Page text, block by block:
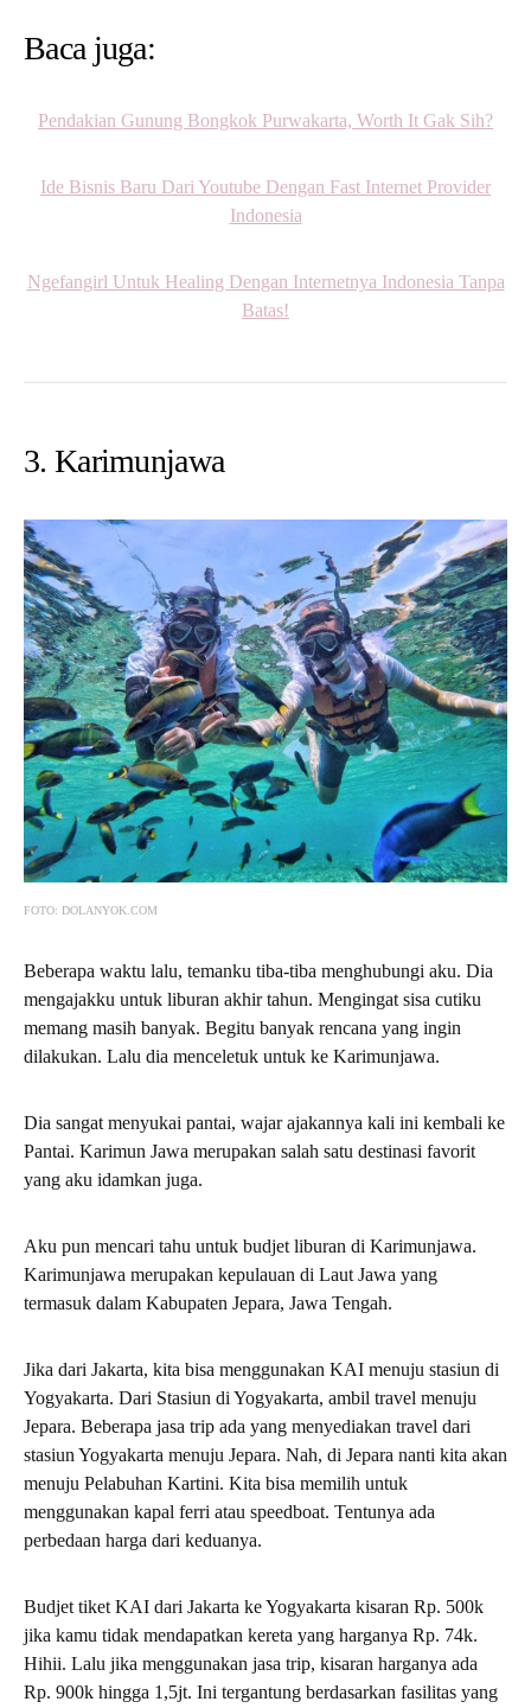
Baca juga:
Pendakian Gunung Bongkok Purwakarta, Worth It Gak Sih?
Ide Bisnis Baru Dari Youtube Dengan Fast Internet Provider
Indonesia
Ngefangirl Untuk Healing Dengan Internetnya Indonesia Tanpa
Batas!
3. Karimunjawa
FOTO: DOLANYOK.COM
Beberapa waktu lalu, temanku tiba-tiba menghubungi aku. Dia
mengajakku untuk liburan akhir tahun. Mengingat sisa cutiku
memang masih banyak. Begitu banyak rencana yang ingin
dilakukan. Lalu dia menceletuk untuk ke Karimunjawa.
Dia sangat menyukai pantai, wajar ajakannya kali ini kembali ke
Pantai. Karimun Jawa merupakan salah satu destinasi favorit
yang aku idamkan juga.
Aku pun mencari tahu untuk budjet liburan di Karimunjawa.
Karimunjawa merupakan kepulauan di Laut Jawa yang
termasuk dalam Kabupaten Jepara, Jawa Tengah.
Jika dari Jakarta, kita bisa menggunakan KAI menuju stasiun di
Yogyakarta. Dari Stasiun di Yogyakarta, ambil travel menuju
Jepara. Beberapa jasa trip ada yang menyediakan travel dari
stasiun Yogyakarta menuju Jepara. Nah, di Jepara nanti kita akan
menuju Pelabuhan Kartini. Kita bisa memilih untuk
menggunakan kapal ferri atau speedboat. Tentunya ada
perbedaan harga dari keduanya.
Budjet tiket KAI dari Jakarta ke Yogyakarta kisaran Rp. 500k
jika kamu tidak mendapatkan kereta yang harganya Rp. 74k.
Hihii. Lalu jika menggunakan jasa trip, kisaran harganya ada
Rp. 900k hingga 1,5jt. Ini tergantung berdasarkan fasilitas yang